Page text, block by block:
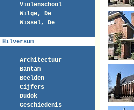
Violenschool
Wilge, De
Wissel, De
Hilversum
Architectuur
Bantam
Beelden
Cijfers
Dudok
Geschiedenis